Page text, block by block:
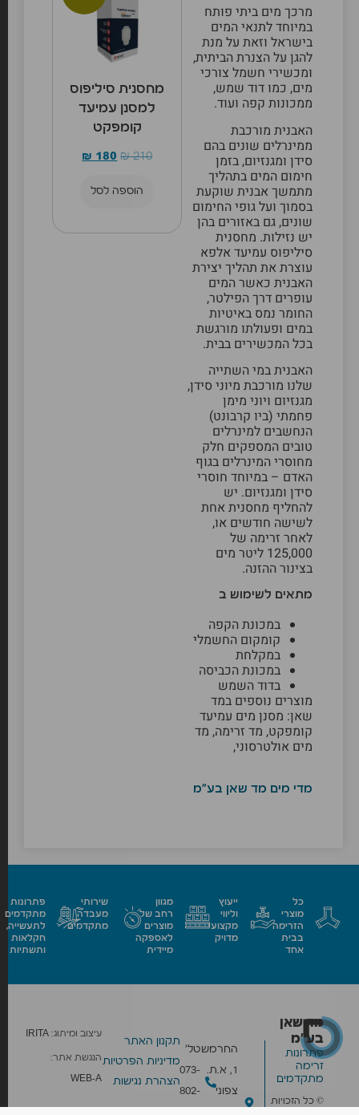
מרכך מים ביתי פותח
במיוחד לתנאי המים
בישראל וזאת על מנת
להגן על הצנרת הביתית,
ומכשירי חשמל צורכי
מים, כמו דוד שמש,
ממכונות קפה ועוד.
האבנית מורכבת
ממינרלים שונים בהם
סידן ומגנזיום, בזמן
חימום המים בתהליך
מתמשך אבנית שוקעת
בסמוך ועל גופי החימום
שונים, גם באזורים בהן
יש נזילות. מחסנית
סיליפוס עמיעד אלפא
עוצרת את תהליך יצירת
האבנית כאשר המים
עופרים דרך הפילטר,
החומר נמס באיטיות
במים ופעולתו מורגשת
בכל המכשירים בבית.
האבנית במי השתייה
שלנו מורכבת מיוני סידן,
מגנזיום ויוני מימן
פחמתי (ביו קרבונט)
הנחשבים למינרלים
טובים המספקים חלק
מחוסרי המינרלים בגוף
האדם – במיוחד חוסרי
סידן ומגנזיום. יש
להחליף מחסנית אחת
לשישה חודשים או,
לאחר זרימה של
125,000 ליטר מים
בצינור ההזנה.
מתאים לשימוש ב
במכונת הקפה
קומקום החשמלי
במקלחת
במכונת הכביסה
בדוד השמש
מוצרים נוספים במד
שאן: מסנן מים עמיעד
קומפקט, מד זרימה, מד
מים אולטרסוני,
מדי מים מד שאן בע"מ
מחסנית סיליפוס
למסנן עמיעד
קומפקט
₪210
₪180
הוספה לסל
כל
מוצרי
הזרימה
בבית
אחד
ייעוץ
וליווי
מקצועי
מדויק
מגוון
רחב של
מוצרים
לאספקה
מיידית
שירותי
מעבדה
מתקדמים
פתרונות
מתקדמים
לתעשייה,
חקלאות
ותשתיות
מד שאן
בע״מ
פתרונות
זרימה
מתקדמים
© כל הזכויות
החרמש
1, א.ת.
צפוני
טל׳
073-
802-
תקנון האתר
מדיניות הפרטיות
הצהרת נגישות
עיצוב ומיתוג: IRITA
הנגשת אתר:
WEB-A